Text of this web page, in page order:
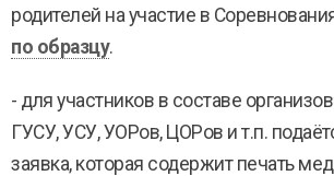
родителей на участие в
по образцу.
- для участников в составе
ГУСУ, УСУ, УОРов, ЦОРов и т.п.
заявка, которая содержит печать